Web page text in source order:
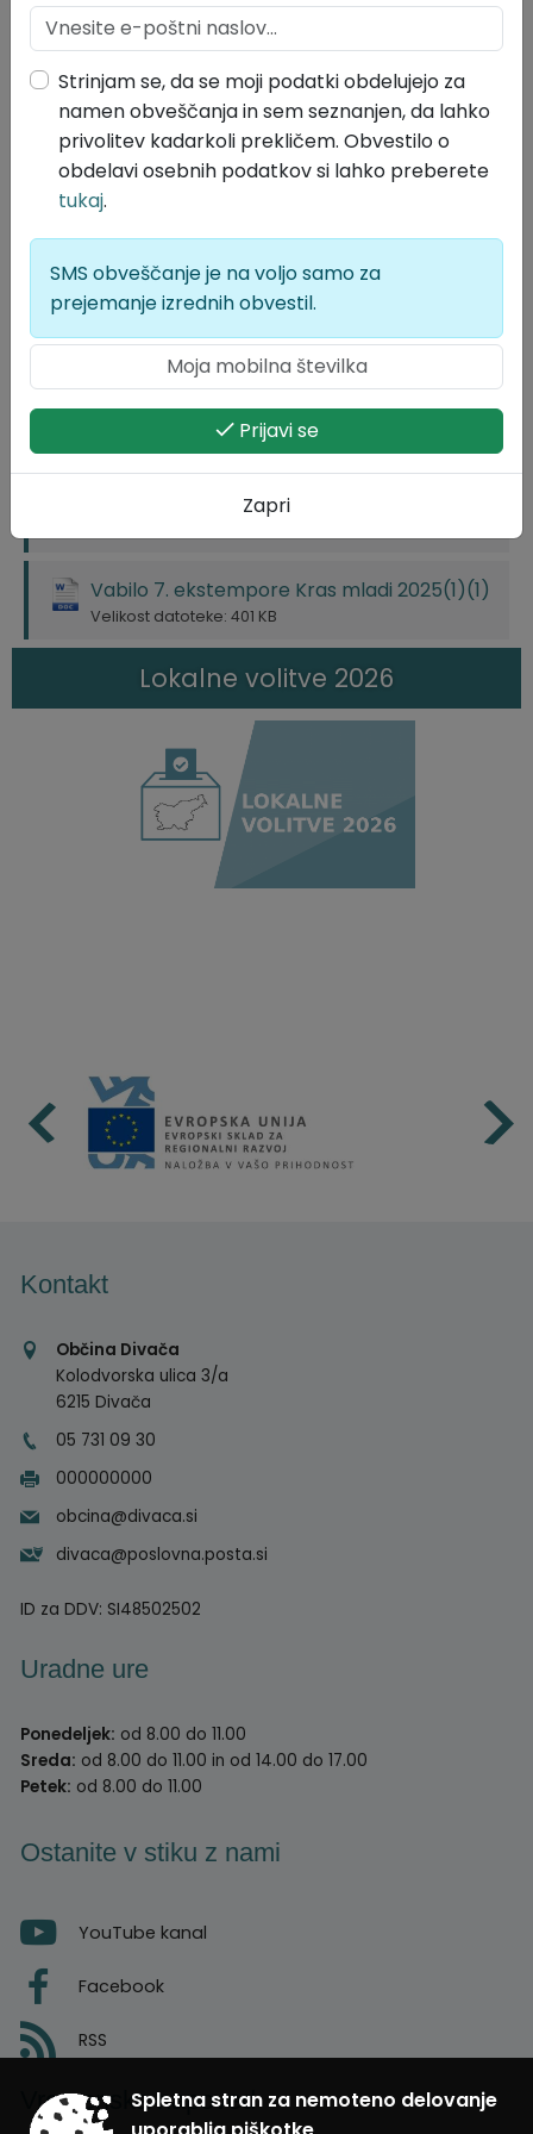
Tri nagrade Kulturnega društva Kras v darilnih
bonih ART Ljubljana
Pet priznanj za kakovost – Park Škocjanske jame,
Pršutarna KRAS, MITOL, Sežana
(Odkupne nagrade so v bruto zneskih.)
Vljudno vabljeni,
Kulturno društvo Kras, Kobilarna Lipica in sponzorji
Dokumenti, priloge
KULTURNO DRUŠTVO KRA9-2-1
Velikost datoteke: 390 KB
Prijavnica na 7(1)(1)
Vabilo 7. ekstempore Kras mladi 2025(1)(1)
Velikost datoteke: 401 KB
Lokalne volitve 2026
Kontakt
Občina Divača
Kolodvorska ulica 3/a
6215 Divača
05 731 09 30
000000000
obcina@divaca.si
divaca@poslovna.posta.si
ID za DDV: SI48502502
Uradne ure
Ponedeljek: od 8.00 do 11.00
Sreda: od 8.00 do 11.00 in od 14.00 do 17.00
Petek: od 8.00 do 11.00
Ostanite v stiku z nami
YouTube kanal
Facebook
RSS
Vremenska napoved
Spletna stran za nemoteno delovanje
Strinjam se, da se moji podatki obdelujejo za
namen obveščanja in sem seznanjen, da lahko
privolitev kadarkoli prekličem. Obvestilo o
obdelavi osebnih podatkov si lahko preberete
tukaj.
SMS obveščanje je na voljo samo za
prejemanje izrednih obvestil.
Prijavi se
Zapri